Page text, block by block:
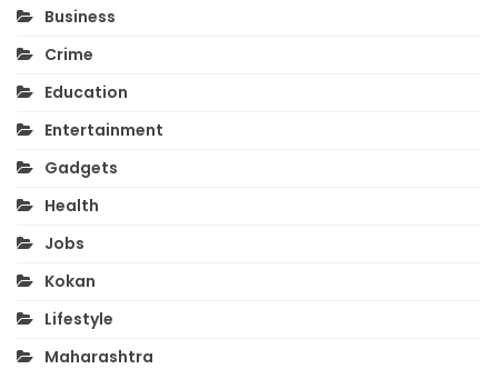
Business
Crime
Education
Entertainment
Gadgets
Health
Jobs
Kokan
Lifestyle
Maharashtra